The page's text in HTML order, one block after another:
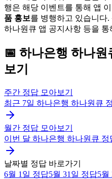
행은 해당 이벤트를 통해 앱
품 홍보를 병행하고 있습니다
하나원큐 앱 공지사항 등을
📅 하나은행 하나원
보기
주간 정답 모아보기
최근 7일 하나은행 하나원큐
월간 정답 모아보기
이번 달 하나은행 하나원큐 정
날짜별 정답 바로가기
6월 1일 정답5월 31일 정답5월